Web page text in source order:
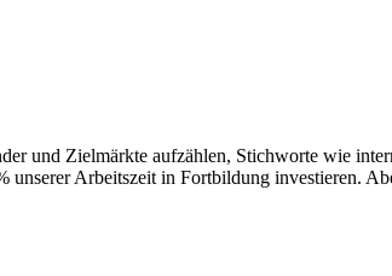
und Zielmärkte aufzählen, Stichworte wie
Arbeitszeit in Fortbildung investieren.